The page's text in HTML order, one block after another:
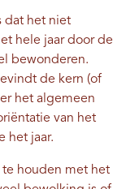
dat het niet
hele jaar door de
bewonderen.
de kern (of
het algemeen
van het
het jaar.
houden met het